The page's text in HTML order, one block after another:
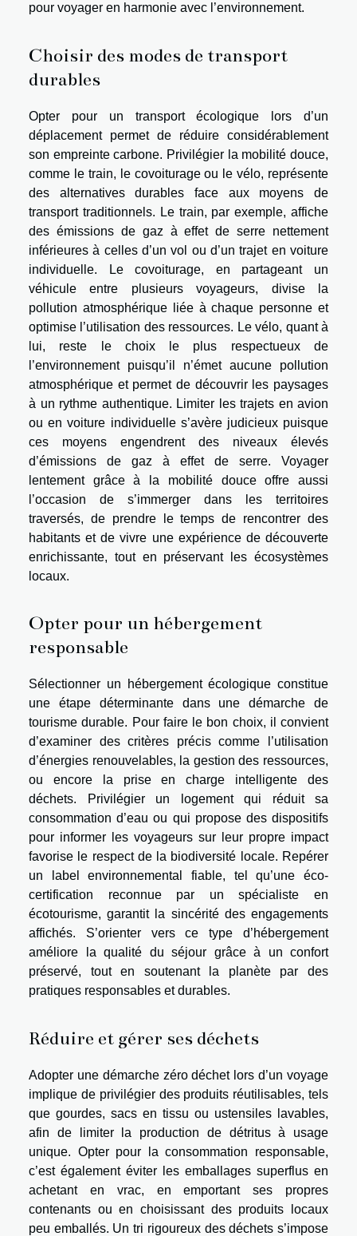
pour voyager en harmonie avec l’environnement.
Choisir des modes de transport
durables
Opter pour un transport écologique lors d’un
déplacement permet de réduire considérablement
son empreinte carbone. Privilégier la mobilité douce,
comme le train, le covoiturage ou le vélo, représente
des alternatives durables face aux moyens de
transport traditionnels. Le train, par exemple, affiche
des émissions de gaz à effet de serre nettement
inférieures à celles d’un vol ou d’un trajet en voiture
individuelle. Le covoiturage, en partageant un
véhicule entre plusieurs voyageurs, divise la
pollution atmosphérique liée à chaque personne et
optimise l’utilisation des ressources. Le vélo, quant à
lui, reste le choix le plus respectueux de
l’environnement puisqu’il n’émet aucune pollution
atmosphérique et permet de découvrir les paysages
à un rythme authentique. Limiter les trajets en avion
ou en voiture individuelle s’avère judicieux puisque
ces moyens engendrent des niveaux élevés
d’émissions de gaz à effet de serre. Voyager
lentement grâce à la mobilité douce offre aussi
l’occasion de s’immerger dans les territoires
traversés, de prendre le temps de rencontrer des
habitants et de vivre une expérience de découverte
enrichissante, tout en préservant les écosystèmes
locaux.
Opter pour un hébergement
responsable
Sélectionner un hébergement écologique constitue
une étape déterminante dans une démarche de
tourisme durable. Pour faire le bon choix, il convient
d’examiner des critères précis comme l’utilisation
d’énergies renouvelables, la gestion des ressources,
ou encore la prise en charge intelligente des
déchets. Privilégier un logement qui réduit sa
consommation d’eau ou qui propose des dispositifs
pour informer les voyageurs sur leur propre impact
favorise le respect de la biodiversité locale. Repérer
un label environnemental fiable, tel qu’une éco-
certification reconnue par un spécialiste en
écotourisme, garantit la sincérité des engagements
affichés. S’orienter vers ce type d’hébergement
améliore la qualité du séjour grâce à un confort
préservé, tout en soutenant la planète par des
pratiques responsables et durables.
Réduire et gérer ses déchets
Adopter une démarche zéro déchet lors d’un voyage
implique de privilégier des produits réutilisables, tels
que gourdes, sacs en tissu ou ustensiles lavables,
afin de limiter la production de détritus à usage
unique. Opter pour la consommation responsable,
c’est également éviter les emballages superflus en
achetant en vrac, en emportant ses propres
contenants ou en choisissant des produits locaux
peu emballés. Un tri rigoureux des déchets s’impose